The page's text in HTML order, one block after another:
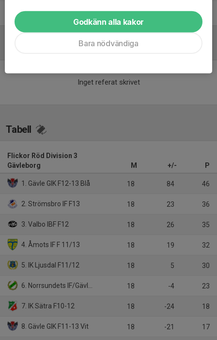
Per AbrahamssonAss. tränare
Inget referat skrivet
Tabell
Flickor Röd Division 3
Gävleborg
M +/- P
1. Gävle GIK F12-13 Blå 18 84 46
2. Strömsbro IF F13 18 23 36
3. Valbo IBF F12 18 26 35
4. Åmots IF F 11/13 18 19 32
5. IK Ljusdal F11/12 18 5 30
6. Norrsundets IF/Gävle GIK 18 -4 23
7. IK Sätra F10-12 18 -24 18
8. Gävle GIK F11-13 Vit 18 -21 17
Godkänn alla kakor
Bara nödvändiga